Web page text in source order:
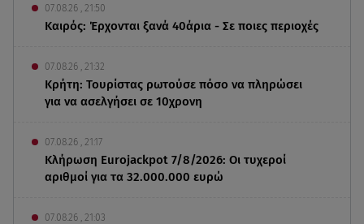
07.08.26 , 21:50
Καιρός: Έρχονται ξανά 40άρια - Σε ποιες περιοχές
07.08.26 , 21:32
Κρήτη: Τουρίστας ρωτούσε πόσο να πληρώσει
για να ασελγήσει σε 10χρονη
07.08.26 , 21:17
Κλήρωση Eurojackpot 7/8/2026: Οι τυχεροί
αριθμοί για τα 32.000.000 ευρώ
07.08.26 , 21:03